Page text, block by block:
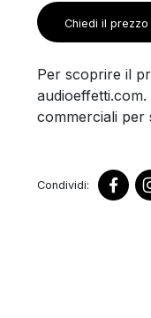
Chiedi il prezzo
Per scoprire il
commerciali per
Condividi: